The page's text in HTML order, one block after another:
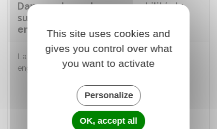
Dans quels cas la responsabilité du
subrogé tuteur peut-elle être
engagée ?
La responsabilité du subrogé tuteur peut être
engagée dans les cas suivants :
Il a constaté que le tuteur a commis des
fautes dans l'exercice de sa mission et il
n'informe pas le juge immédiatement
Le tuteur a cessé ses fonctions et le
This site uses cookies and
gives you control over what
you want to activate
Personalize
OK, accept all